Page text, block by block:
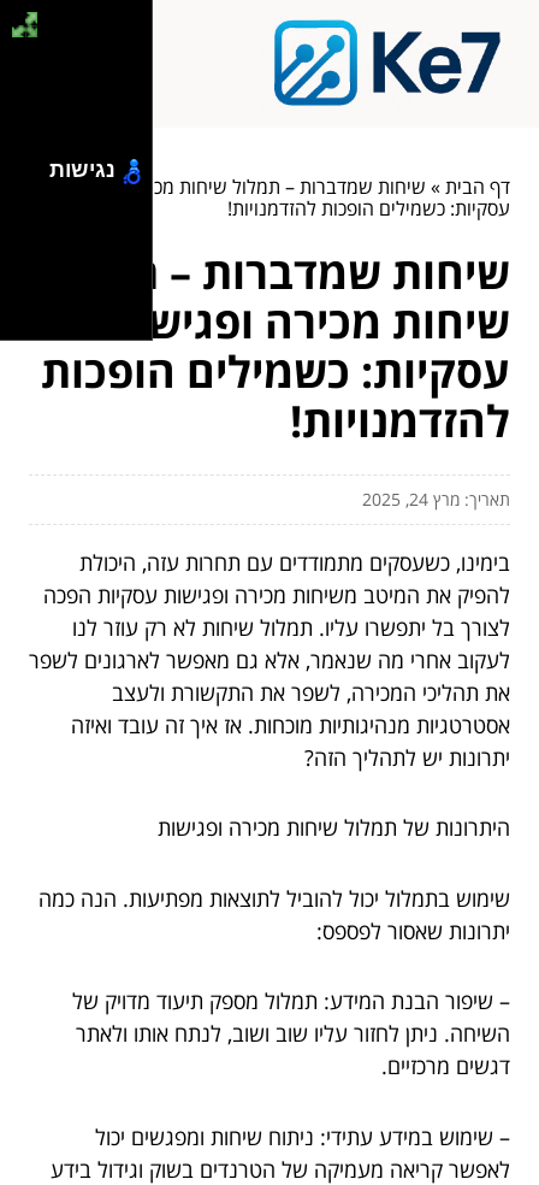
דף הבית» שיחות שמדברות – תמלול שיחות מכירה ופגישות
עסקיות: כשמילים הופכות להזדמנויות!
שיחות שמדברות – תמלול
שיחות מכירה ופגישות
עסקיות: כשמילים הופכות
להזדמנויות!
תאריך: מרץ 24, 2025
בימינו, כשעסקים מתמודדים עם תחרות עזה, היכולת
להפיק את המיטב משיחות מכירה ופגישות עסקיות הפכה
לצורך בל יתפשרו עליו. תמלול שיחות לא רק עוזר לנו
לעקוב אחרי מה שנאמר, אלא גם מאפשר לארגונים לשפר
את תהליכי המכירה, לשפר את התקשורת ולעצב
אסטרטגיות מנהיגותיות מוכחות. אז איך זה עובד ואיזה
יתרונות יש לתהליך הזה?
היתרונות של תמלול שיחות מכירה ופגישות
שימוש בתמלול יכול להוביל לתוצאות מפתיעות. הנה כמה
יתרונות שאסור לפספס:
– שיפור הבנת המידע: תמלול מספק תיעוד מדויק של
השיחה. ניתן לחזור עליו שוב ושוב, לנתח אותו ולאתר
דגשים מרכזיים.
– שימוש במידע עתידי: ניתוח שיחות ומפגשים יכול
לאפשר קריאה מעמיקה של הטרנדים בשוק וגידול בידע
נגישות